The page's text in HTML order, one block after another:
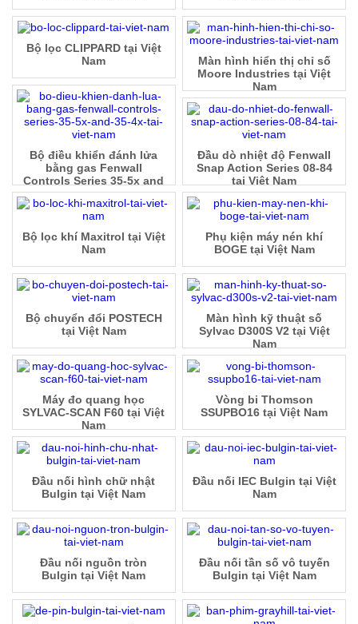
Bộ lọc CLIPPARD tại Việt
Nam
Màn hình hiển thị chỉ số
Moore Industries tại Việt
Nam
Bộ điều khiển đánh lửa
bằng gas Fenwall
Controls Series 35-5x and
35-4x tại Việt Nam
Đầu dò nhiệt độ Fenwall
Snap Action Series 08-84
tại Việt Nam
Bộ lọc khí Maxitrol tại Việt
Nam
Phụ kiện máy nén khí
BOGE tại Việt Nam
Bộ chuyển đổi POSTECH
tại Việt Nam
Màn hình kỹ thuật số
Sylvac D300S V2 tại Việt
Nam
Máy đo quang học
SYLVAC-SCAN F60 tại Việt
Nam
Vòng bi Thomson
SSUPBO16 tại Việt Nam
Đầu nối hình chữ nhật
Bulgin tại Việt Nam
Đầu nối IEC Bulgin tại Việt
Nam
Đầu nối nguồn tròn
Bulgin tại Việt Nam
Đầu nối tần số vô tuyến
Bulgin tại Việt Nam